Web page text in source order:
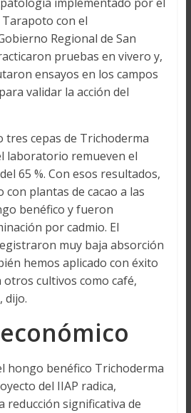
Tarapoto con el
Regional de San
pruebas en vivero y,
ensayos en los campos
validar la acción del
tres cepas de Trichoderma
laboratorio remueven el
65 %. Con esos resultados,
plantas de cacao a las
benéfico y fueron
por cadmio. El
muy baja absorción
hemos aplicado con éxito
cultivos como café,
dijo.
hongo benéfico Trichoderma
del IIAP radica,
reducción significativa de